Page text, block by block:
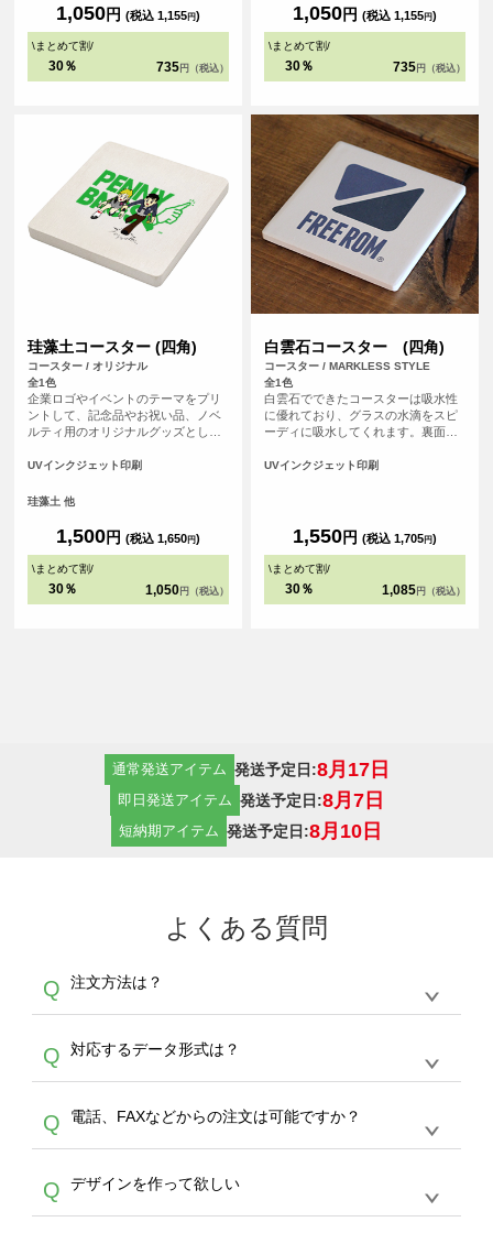
が切れてしまう可能性が高いため、
重要なデザイン(文字等)は内側に収
めていただくことをおすすめしてお
1,050円 (税込 1,155円)
\まとめて割/
30％ 735 円（税込）
が切れてしまう可能性が高いため、
重要なデザイン(文字等)は内側に収
めていただくことをおすすめしてお
1,050円 (税込 1,155円)
\まとめて割/
30％ 735 円（税込）
珪藻土コースター (四角)
コースター / オリジナル
全1色
企業ロゴやイベントのテーマをプリ
ントして、記念品やお祝い品、ノベ
ルティ用のオリジナルグッズとして
て：こちらのアイテムはプリント範
まう可能性が高いため、重要なデザ
くことをおすすめしております。
UVインクジェット印刷
珪藻土 他
1,500円 (税込 1,650円)
\まとめて割/
30％ 1,050 円（税込）
白雲石コースター (四角)
コースター / MARKLESS STYLE
全1色
白雲石でできたコースターは吸水性
に優れており、グラスの水滴をスピ
ーディに吸水してくれます。裏面は
ブルを傷つける心配もありません。
さな穴があいている為、吸水性に優
れています。
UVインクジェット印刷
1,550円 (税込 1,705円)
\まとめて割/
30％ 1,085 円（税込）
通常発送アイテム 発送予定日:8月17日
即日発送アイテム 発送予定日:8月7日
短納期アイテム 発送予定日:8月10日
よくある質問
Q 注文方法は？
A
生産にて承っております。デザインツールから
デザインの作成から決済まで完了できます。
30枚以上やシルク印刷など、大口注文の場合
は、サポートが担当するエコバッグコンシェル
やタンブラーコンシェルをご利用ください。製
作する数量が多ければ多いほど、オンデマンド
サービスよりも低価格で製作することが可能で
す。
Q 対応するデータ形式は？
A
ドできるデータ形式は、JPG / PNG / AI / PSD /
PDF 形式になります。データの最大サイズ
写真などもアップロード可能です。使用できな
い画像はエラーになります。（※ Illustratorか
Q 電話、FAXなどからの注文は可能ですか？
A
文のみ受け付けております。30個以上のご製
作をお考えの方は、サポートが担当するエコバ
Q デザインを作って欲しい